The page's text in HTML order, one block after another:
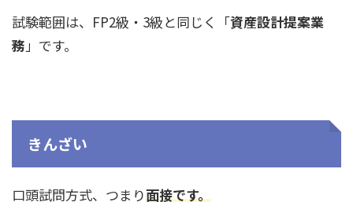
試験範囲は、FP2級・3級と同じく「資産設計提案業
務」です。
きんざい
口頭試問方式、つまり面接です。